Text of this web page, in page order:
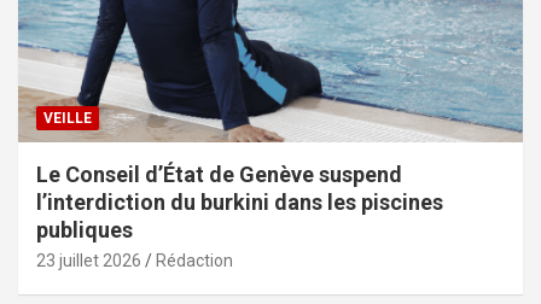
VEILLE
Le Conseil d’État de Genève suspend
l’interdiction du burkini dans les piscines
publiques
23 juillet 2026 Rédaction